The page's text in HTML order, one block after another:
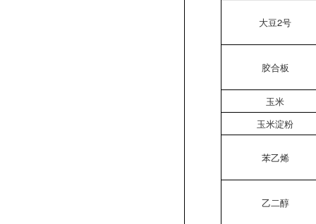
大豆2号
胶合板
玉米
玉米淀粉
苯乙烯
乙二醇